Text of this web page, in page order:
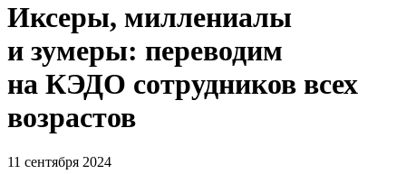
Иксеры, миллениалы
и зумеры: переводим
на КЭДО сотрудников всех
возрастов
11 сентября 2024